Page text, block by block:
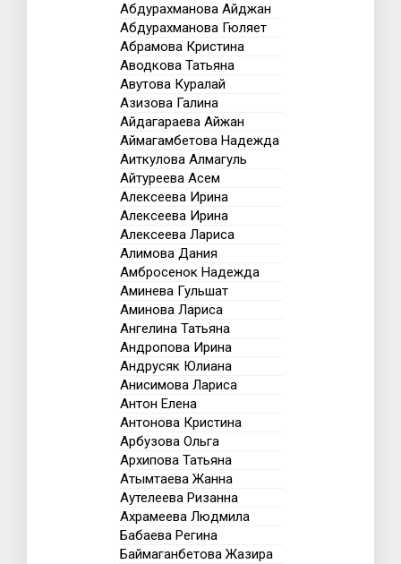
Абдурахманова Айджан
Абдурахманова Гюляет
Абрамова Кристина
Аводкова Татьяна
Авутова Куралай
Азизова Галина
Айдагараева Айжан
Аймагамбетова Надежда
Аиткулова Алмагуль
Айтуреева Асем
Алексеева Ирина
Алексеева Ирина
Алексеева Лариса
Алимова Дания
Амбросенок Надежда
Аминева Гульшат
Аминова Лариса
Ангелина Татьяна
Андропова Ирина
Андрусяк Юлиана
Анисимова Лариса
Антон Елена
Антонова Кристина
Арбузова Ольга
Архипова Татьяна
Атымтаева Жанна
Аутелеева Ризанна
Ахрамеева Людмила
Бабаева Регина
Баймаганбетова Жазира